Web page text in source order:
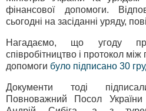
фінансової допомоги.
сьогодні на засіданні уряду,
Нагадаємо, що угоду про
співробітництво і протокол
допомоги було підписано 30
Документи тоді
Повноважний Посол України